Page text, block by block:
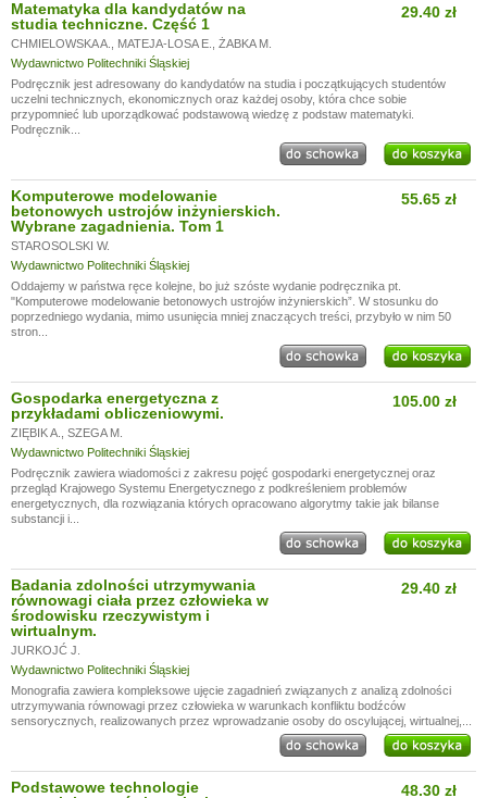
Matematyka dla kandydatów na
studia techniczne. Część 1
CHMIELOWSKA A. MATEJA-LOSA E.
ŻABKA M.
Wydawnictwo Politechniki Śląskiej
29.40 zł
Podręcznik jest adresowany do kandydatów na studia i początkujących studentów
uczelni technicznych, ekonomicznych oraz każdej osoby, która chce sobie
przypomnieć lub uporządkować podstawową wiedzę z podstaw matematyki.
Podręcznik...
Komputerowe modelowanie
betonowych ustrojów inżynierskich.
Wybrane zagadnienia. Tom 1
STAROSOLSKI W.
Wydawnictwo Politechniki Śląskiej
55.65 zł
Oddajemy w państwa ręce kolejne, bo już szóste wydanie podręcznika pt.
"Komputerowe modelowanie betonowych ustrojów inżynierskich”. W stosunku do
poprzedniego wydania, mimo usunięcia mniej znaczących treści, przybyło w nim 50
stron...
Gospodarka energetyczna z
przykładami obliczeniowymi.
ZIĘBIK A.
SZEGA M.
Wydawnictwo Politechniki Śląskiej
105.00 zł
Podręcznik zawiera wiadomości z zakresu pojęć gospodarki energetycznej oraz
przegląd Krajowego Systemu Energetycznego z podkreśleniem problemów
energetycznych, dla rozwiązania których opracowano algorytmy takie jak bilanse
substancji i...
Badania zdolności utrzymywania
równowagi ciała przez człowieka w
środowisku rzeczywistym i
wirtualnym.
JURKOJĆ J.
Wydawnictwo Politechniki Śląskiej
29.40 zł
Monografia zawiera kompleksowe ujęcie zagadnień związanych z analizą zdolności
utrzymywania równowagi przez człowieka w warunkach konfliktu bodźców
sensorycznych, realizowanych przez wprowadzanie osoby do oscylującej, wirtualnej,...
Podstawowe technologie
48.30 zł